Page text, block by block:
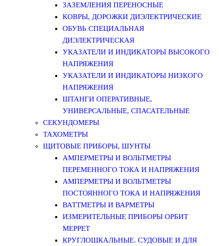
ЗАЗЕМЛЕНИЯ ПЕРЕНОСНЫЕ
КОВРЫ, ДОРОЖКИ ДИЭЛЕКТРИЧЕСКИЕ
ОБУВЬ СПЕЦИАЛЬНАЯ
ДИЭЛЕКТРИЧЕСКАЯ
УКАЗАТЕЛИ И ИНДИКАТОРЫ ВЫСОКОГО
НАПРЯЖЕНИЯ
УКАЗАТЕЛИ И ИНДИКАТОРЫ НИЗКОГО
НАПРЯЖЕНИЯ
ШТАНГИ ОПЕРАТИВНЫЕ,
УНИВЕРСАЛЬНЫЕ, СПАСАТЕЛЬНЫЕ
СЕКУНДОМЕРЫ
ТАХОМЕТРЫ
ЩИТОВЫЕ ПРИБОРЫ, ШУНТЫ
АМПЕРМЕТРЫ И ВОЛЬТМЕТРЫ
ПЕРЕМЕННОГО ТОКА И НАПРЯЖЕНИЯ
АМПЕРМЕТРЫ И ВОЛЬТМЕТРЫ
ПОСТОЯННОГО ТОКА И НАПРЯЖЕНИЯ
ВАТТМЕТРЫ И ВАРМЕТРЫ
ИЗМЕРИТЕЛЬНЫЕ ПРИБОРЫ ОРБИТ
МЕРРЕТ
КРУГЛОШКАЛЬНЫЕ. СУДОВЫЕ И ДЛЯ